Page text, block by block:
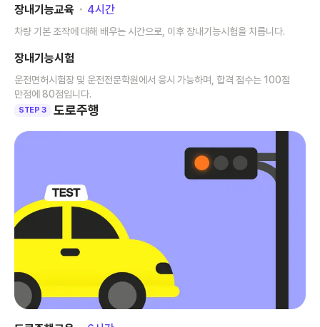
장내기능교육 ･ 4시간
차량 기본 조작에 대해 배우는 시간으로, 이후 장내기능시험을 치릅니다.
장내기능시험
운전면허시험장 및 운전전문학원에서 응시 가능하며, 합격 점수는 100점
만점에 80점입니다.
STEP 3 도로주행